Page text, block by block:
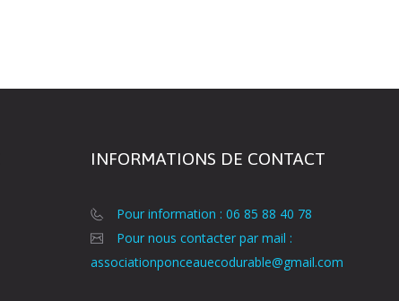
INFORMATIONS DE CONTACT
Pour information : 06 85 88 40 78
Pour nous contacter par mail :
associationponceauecodurable@gmail.com